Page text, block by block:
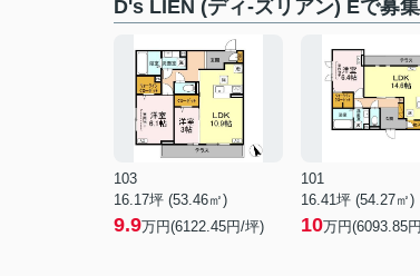
D's LIEN (ディ-ズリアン) Eで募
103
16.17坪 (53.46㎡)
9.9万円(6122.45円/坪)
101
16.41坪 (54.27㎡)
10万円(6093.85